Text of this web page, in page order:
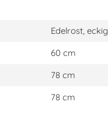
Edelrost, eckig
60 cm
78 cm
78 cm